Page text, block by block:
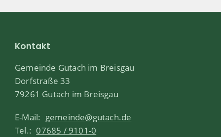
Kontakt
Gemeinde Gutach im Breisgau
Dorfstraße 33
79261 Gutach im Breisgau
E-Mail: gemeinde@gutach.de
Tel.: 07685 / 9101-0